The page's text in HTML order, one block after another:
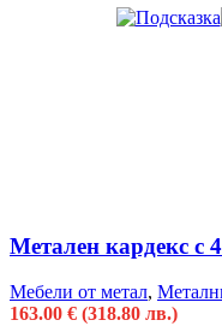
Метален кардекс с
Мебели от метал,
163.00 € (318.80 лв.)